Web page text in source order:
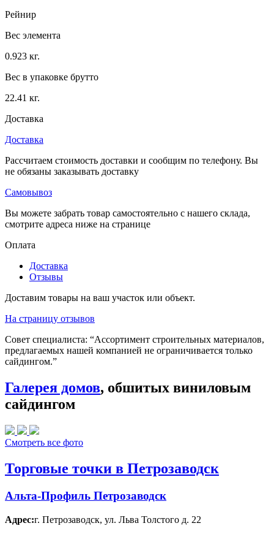
Рейнир
Вес элемента
0.923 кг.
Вес в упаковке брутто
22.41 кг.
Доставка
Доставка
Рассчитаем стоимость доставки и сообщим по телефону. Вы
не обязаны заказывать доставку
Самовывоз
Вы можете забрать товар самостоятельно с нашего склада,
смотрите адреса ниже на странице
Оплата
Доставка
Отзывы
Доставим товары на ваш участок или объект.
На страницу отзывов
Совет специалиста: “Ассортимент строительных материалов,
предлагаемых нашей компанией не ограничивается только
сайдингом.”
Галерея домов, обшитых виниловым
сайдингом
Смотреть все фото
Торговые точки в Петрозаводск
Альта-Профиль Петрозаводск
Адрес:г. Петрозаводск, ул. Льва Толстого д. 22